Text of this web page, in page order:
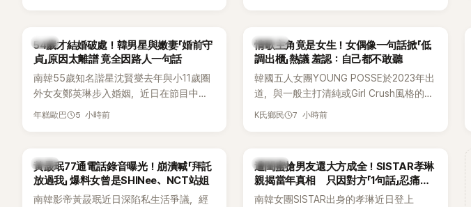
音樂，意外掀起韓網討論。
韓星
54歲才結婚破處！韓男星與嫩妻「婚前守
貞」原因太離譜 竟全因路人一句話
南韓55歲知名諧星沈賢燮去年與小11歲圈
外女友鄭英琳步入婚姻，近日在節目中分
享與妻子的戀愛故事，笑稱兩人原本想享
前一直堅守「婚前守貞」的原因之一。
年糕歐巴 5 小時前
K-POP
情歌主角竟是女生！女偶像一句話掀「低
調出櫃」熱議 羞認：自己都不敢聽
韓國五人女團YOUNG POSSE於2023年出
道，與一般主打清純或Girl Crush風格的女
團不同，她們以濃厚的Hip-Hop元素、自
的音樂風格，在海外尤其是歐美市場累積
不少人氣，逐漸成為第五代女團中極具辨
識度的新生代代表之一。
K氏鄉民 7 小時前
韓星
黃晸珉77通電話錄音曝光！崩潰喊「拜託
放過我」 爆料女曾是SHINee、NCT站姐
南韓影帝黃晸珉近日深陷私生活爭議，經
K-POP
遭閨蜜搶男友還大方成全！SISTAR孝琳
親揭當年真相 只因對方「1句話」忍痛放
手
南韓女團SISTAR出身的孝琳近日登上